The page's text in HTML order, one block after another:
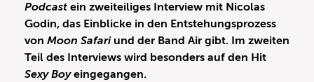
Podcast ein zweiteiliges Interview mit Nicolas
Godin, das Einblicke in den Entstehungsprozess
von Moon Safariund der Band Air gibt. Im zweiten
Teil des Interviews wird besonders auf den Hit
Sexy Boyeingegangen.